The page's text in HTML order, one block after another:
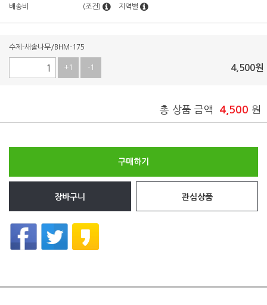
배송비 (조건) 지역별
수제-새솔나무/BHM-175
+1 -1 4,500원
총 상품 금액 4,500 원
구매하기
관심상품
장바구니